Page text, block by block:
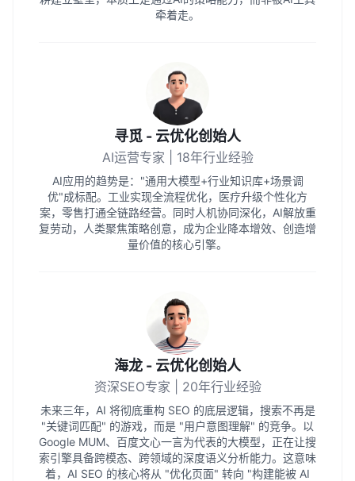
牵着走。
寻觅 - 云优化创始人
AI运营专家 | 18年行业经验
AI应用的趋势是："通用大模型+行业知识库+场景调
优"成标配。工业实现全流程优化，医疗升级个性化方
案，零售打通全链路经营。同时人机协同深化，AI解放重
复劳动，人类聚焦策略创意，成为企业降本增效、创造增
量价值的核心引擎。
海龙 - 云优化创始人
资深SEO专家 | 20年行业经验
未来三年，AI 将彻底重构 SEO 的底层逻辑，搜索不再是
"关键词匹配" 的游戏，而是 "用户意图理解" 的竞争。以
Google MUM、百度文心一言为代表的大模型，正在让搜
索引擎具备跨模态、跨领域的深度语义分析能力。这意味
着，AI SEO 的核心将从 "优化页面" 转向 "构建能被 AI